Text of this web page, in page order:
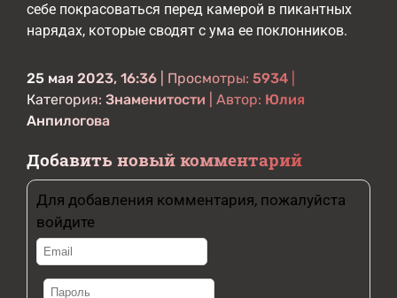
себе покрасоваться перед камерой в пикантных
нарядах, которые сводят с ума ее поклонников.
25 мая 2023, 16:36 | Просмотры: 5934
Категория: Знаменитости | Автор: Юлия
Анпилогова
Добавить новый комментарий
Для добавления комментария, пожалуйста
войдите